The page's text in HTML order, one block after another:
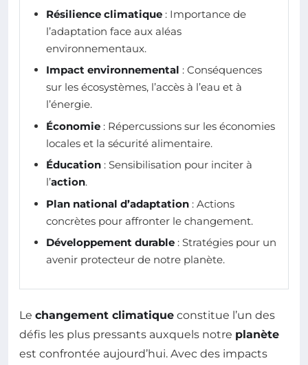
Résilience climatique : Importance de
l’adaptation face aux aléas
environnementaux.
Impact environnemental : Conséquences
sur les écosystèmes, l’accès à l’eau et à
l’énergie.
Économie : Répercussions sur les économies
locales et la sécurité alimentaire.
Éducation : Sensibilisation pour inciter à
l’action.
Plan national d’adaptation : Actions
concrètes pour affronter le changement.
Développement durable : Stratégies pour un
avenir protecteur de notre planète.
Le changement climatique constitue l’un des
défis les plus pressants auxquels notre planète
est confrontée aujourd’hui. Avec des impacts